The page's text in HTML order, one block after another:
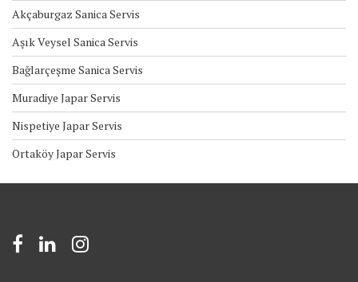
Akçaburgaz Sanica Servis
Aşık Veysel Sanica Servis
Bağlarçeşme Sanica Servis
Muradiye Japar Servis
Nispetiye Japar Servis
Ortaköy Japar Servis